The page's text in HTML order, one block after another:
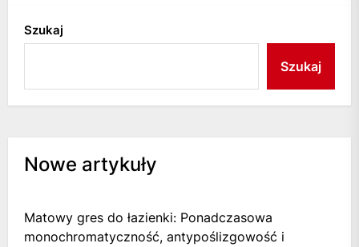
Szukaj
Szukaj
Nowe artykuły
Matowy gres do łazienki: Ponadczasowa
monochromatyczność, antypoślizgowość i